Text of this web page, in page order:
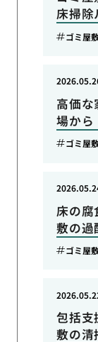
床掃除
ゴミ屋
高価
場から
ゴミ屋
床の腐
敷の過
ゴミ屋
包括支
敷の清